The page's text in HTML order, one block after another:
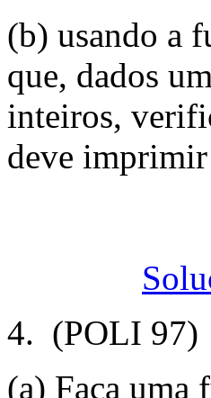
(b) usando a
que, dados
inteiros,
deve
4. (POLI 97)
(a) Faça uma